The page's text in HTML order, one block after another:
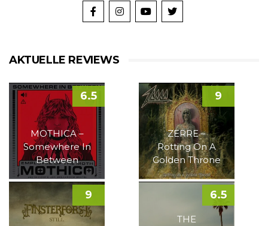
AKTUELLE REVIEWS
MOTHICA –
Somewhere In
Between
6.5
ZERRE –
Rotting On A
Golden Throne
9
9
THE
6.5